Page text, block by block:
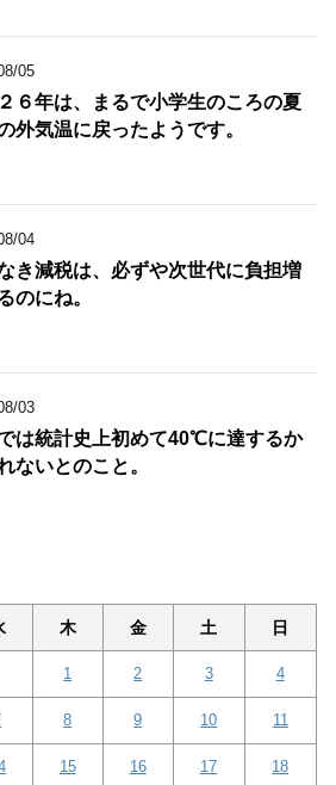
05
６年は、まるで小学生のころの夏
外気温に戻ったようです。
04
き減税は、必ずや次世代に負担増
のにね。
03
は統計史上初めて40℃に達するか
ないとのこと。
木 金 土 日
1 2 3 4
8 9 10 11
15 16 17 18